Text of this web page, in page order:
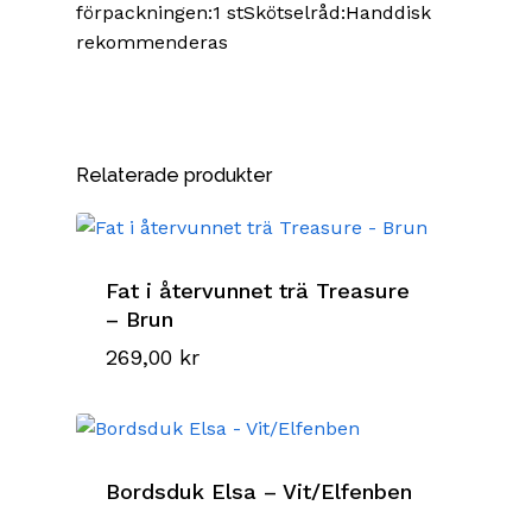
förpackningen:1 stSkötselråd:Handdisk
rekommenderas
Relaterade produkter
Fat i återvunnet trä Treasure
– Brun
269,00 kr
Bordsduk Elsa – Vit/Elfenben